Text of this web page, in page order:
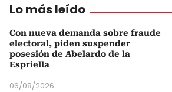
Lo más leído
Con nueva demanda sobre fraude
electoral, piden suspender
posesión de Abelardo de la
Espriella
06/08/2026